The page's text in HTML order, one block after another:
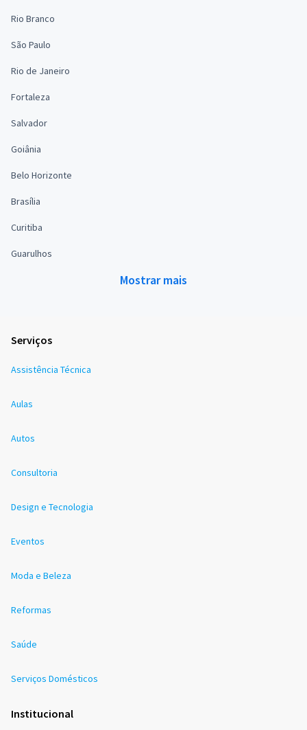
Rio Branco
São Paulo
Rio de Janeiro
Fortaleza
Salvador
Goiânia
Belo Horizonte
Brasília
Curitiba
Guarulhos
Mostrar mais
Serviços
Assistência Técnica
Aulas
Autos
Consultoria
Design e Tecnologia
Eventos
Moda e Beleza
Reformas
Saúde
Serviços Domésticos
Institucional